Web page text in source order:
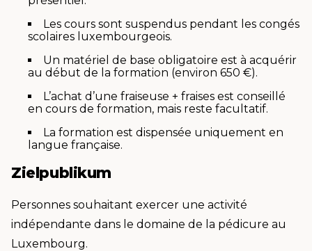
Les cours sont suspendus pendant les congés
scolaires luxembourgeois.
Un matériel de base obligatoire est à acquérir
au début de la formation (environ 650 €).
L’achat d’une fraiseuse + fraises est conseillé
en cours de formation, mais reste facultatif.
La formation est dispensée uniquement en
langue française.
Zielpublikum
Personnes souhaitant exercer une activité
indépendante dans le domaine de la pédicure au
Luxembourg.